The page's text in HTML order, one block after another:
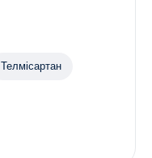
Телмісартан